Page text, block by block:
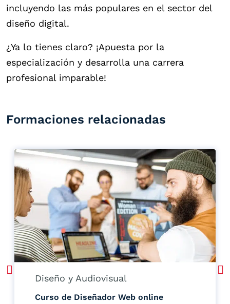
incluyendo las más populares en el sector del
diseño digital.
¿Ya lo tienes claro? ¡Apuesta por la
especialización y desarrolla una carrera
profesional imparable!
Formaciones relacionadas
Diseño y Audiovisual
Curso de Diseñador Web online